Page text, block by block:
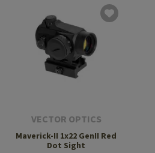
VECTOR OPTICS
Maverick-II 1x22 GenII Red
Dot Sight